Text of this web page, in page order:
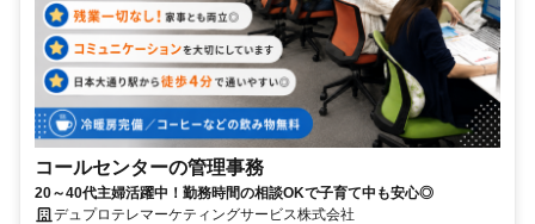
コールセンターの管理事務
20～40代主婦活躍中！勤務時間の相談OKで子育て中も安心◎
デュプロテレマーケティングサービス株式会社